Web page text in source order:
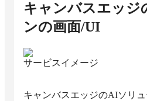
キャンバスエッジ
ンの画面/UI
サービスイメージ
キャンバスエッジのAIソリ